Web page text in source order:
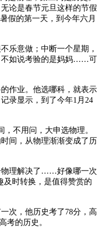
论是春节元旦这样的节假
假的第一天，到今年六月
乐意做；中断一个星期，
不如说考验的是妈妈……可
作业。他选哪科，就表示
录显示，到了今年1月24
不用问，大申选物理。
间，从物理渐渐变成了历
物理解决了……好像哪一次
及时转换，是值得赞赏的
次，他历史考了78分，高
考的历史。